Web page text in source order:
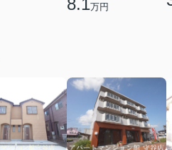
8.1万円